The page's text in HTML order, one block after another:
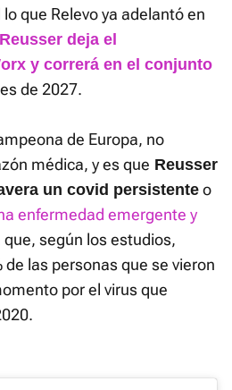
que Relevo ya adelantó en
Reusser deja el
y correrá en el conjunto
de 2027.
de Europa, no
médica, y es que Reusser
un covid persistente o
enfermedad emergente y
que, según los estudios,
las personas que se vieron
por el virus que